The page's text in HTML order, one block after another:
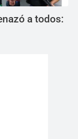
a todos: